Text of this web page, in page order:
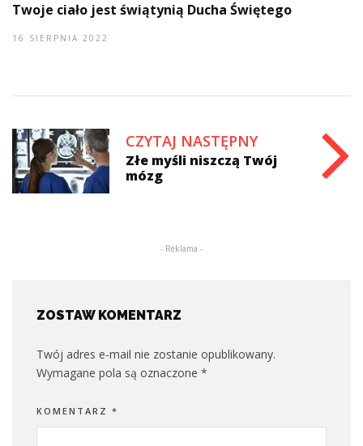
Twoje ciało jest świątynią Ducha Świętego
16 SIERPNIA 2022
CZYTAJ NASTĘPNY
Złe myśli niszczą Twój
mózg
- Reklama -
ZOSTAW KOMENTARZ
Twój adres e-mail nie zostanie opublikowany.
Wymagane pola są oznaczone *
KOMENTARZ *